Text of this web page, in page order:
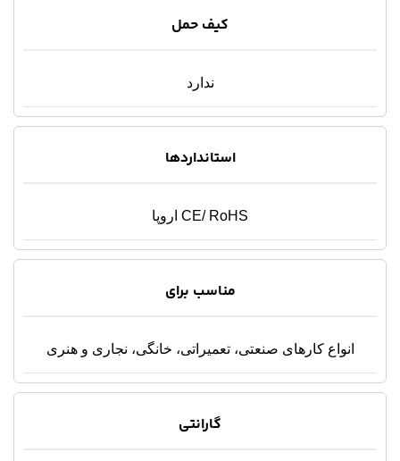
کیف حمل
ندارد
استانداردها
CE/ RoHS اروپا
مناسب برای
انواع کارهای صنعتی، تعمیراتی، خانگی، نجاری و هنری
گارانتی